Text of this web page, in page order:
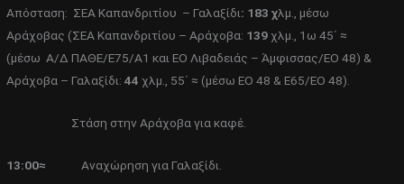
Απόσταση: ΣΕΑ Καπανδριτίου – Γαλαξίδι: 183 χλμ., μέσω
Αράχοβας (ΣΕΑ Καπανδριτίου – Αράχοβα: 139χλμ., 1ω 45΄ ≈
(μέσω Α/Δ ΠΑΘΕ/Ε75/Α1 και ΕΟ Λιβαδειάς – Άμφισσας/ΕΟ 48) &
Αράχοβα – Γαλαξίδι:44 χλμ., 55΄ ≈ (μέσω ΕΟ 48 & Ε65/ΕΟ 48).
Στάση στην Αράχοβα για καφέ.
13:00≈ Αναχώρηση για Γαλαξίδι.